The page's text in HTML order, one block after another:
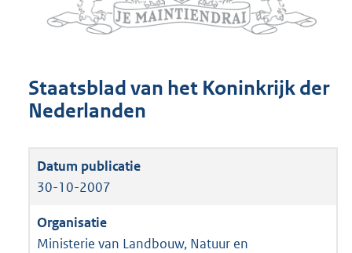
Staatsblad van het Koninkrijk der
Nederlanden
30-10-2007
Ministerie van Landbouw, Natuur en